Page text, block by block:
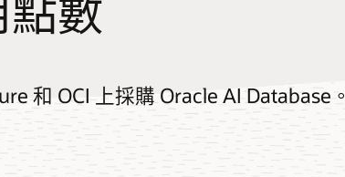
數
和 OCI 上採購 Oracle AI Database。